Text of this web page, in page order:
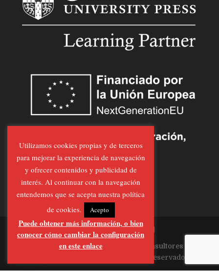
Página Realizada por
Al-Feraz Consultores
| Todos los derechos Reservados
Utilizamos cookies propias y de terceros
para mejorar la experiencia de navegación
y ofrecer contenidos y publicidad de
interés. Al continuar con la navegación
entendemos que se acepta nuestra política
de cookies.
Acepto
Puede obtener más información, o bien
conocer cómo cambiar la configuración
en este enlace